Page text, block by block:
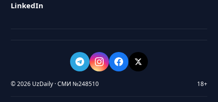
LinkedIn
© 2026 UzDaily · СМИ №248510 18+